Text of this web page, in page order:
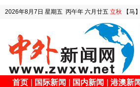
2026年8月7日 星期五 丙午年 六月廿五 立秋 【马
首页 国际新闻 国内新闻 港澳新